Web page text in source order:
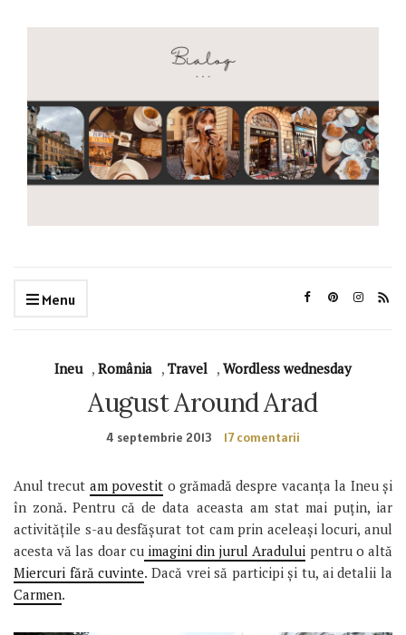
Menu
Ineu , România , Travel , Wordless wednesday
August Around Arad
4 septembrie 2013 17 comentarii
Anul trecut am povestit o grămadă despre vacanța la Ineu și
în zonă. Pentru că de data aceasta am stat mai puțin, iar
activitățile s-au desfășurat tot cam prin aceleași locuri, anul
acesta vă las doar cuimagini din jurul Aradului pentru o altă
Miercuri fără cuvinte. Dacă vrei să participi și tu, ai detalii la
Carmen.